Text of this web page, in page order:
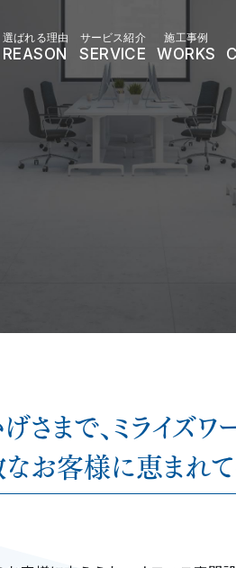
選ばれる理由
REASON
サービス紹介
SERVICE
施工事例
WORKS
さまで、ミライズワ
お客様に恵まれて